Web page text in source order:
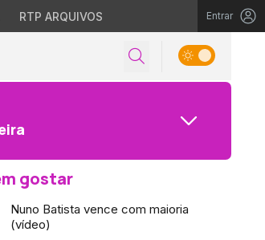
RTP ARQUIVOS Entrar
gostar
Nuno Batista vence com maioria
(vídeo)